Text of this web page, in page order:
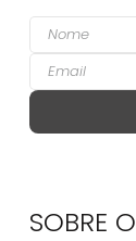
SOBRE O